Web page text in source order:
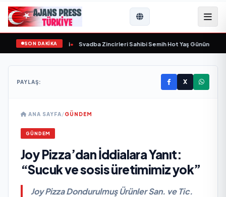
SON DAKİKA
yaşamını yitirdi Svadba Zincirleri Sahibi Semih Hot Yaş Gününü
PAYLAŞ: X
ANA SAYFA/GÜNDEM
GÜNDEM
Joy Pizza’dan İddialara Yanıt:
“Sucuk ve sosis üretimimiz yok”
Joy Pizza Dondurulmuş Ürünler San. ve Tic.